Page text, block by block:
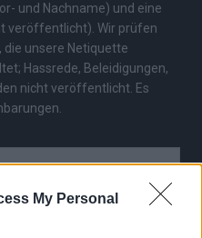
My Personal
und Nachname) und eine
veröffentlicht). Wir prüfen
die unsere Netiquette
Hassrede, Beleidigungen,
nicht veröffentlicht. Es